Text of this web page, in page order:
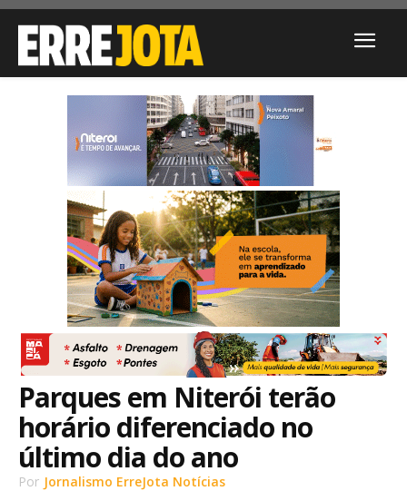
Parques em Niterói terão
horário diferenciado no
último dia do ano
Por Jornalismo ErreJota Notícias